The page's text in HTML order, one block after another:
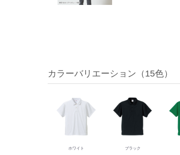
カラーバリエーション（15色）
ホワイト ブラック